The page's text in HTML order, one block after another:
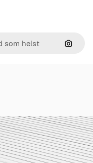
Søg